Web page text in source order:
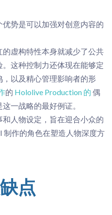
优势是可以加强对创意内容的
的虚构特性本身就减少了公共
这种控制力还体现在能够定
以及精心管理影响者的形
的 Hololive Production 的 偶
一战略的最好例证。
和人物设定，旨在迎合小众的
制作的角色在塑造人物深度方
点